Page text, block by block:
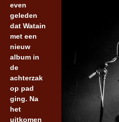
even
geleden
dat Watain
met een
nieuw
album in
de
achterzak
op pad
ging. Na
het
uitkomen